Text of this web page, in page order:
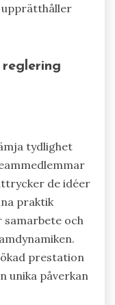
tydlighet
de idéer
praktik
och
prestation
unika påverkan